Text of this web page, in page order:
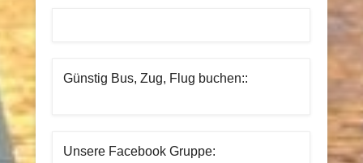
Günstig Bus, Zug, Flug buchen::
Unsere Facebook Gruppe: